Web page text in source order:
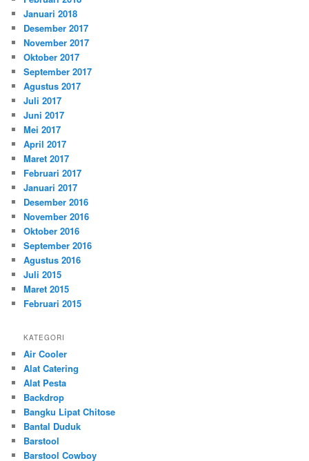
Januari 2018
Desember 2017
November 2017
Oktober 2017
September 2017
Agustus 2017
Juli 2017
Juni 2017
Mei 2017
April 2017
Maret 2017
Februari 2017
Januari 2017
Desember 2016
November 2016
Oktober 2016
September 2016
Agustus 2016
Juli 2015
Maret 2015
Februari 2015
KATEGORI
Air Cooler
Alat Catering
Alat Pesta
Backdrop
Bangku Lipat Chitose
Bantal Duduk
Barstool
Barstool Cowboy